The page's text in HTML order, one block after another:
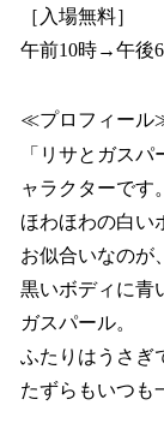
［入場無料］
午前10時→午後
≪プロフィール
「リサとガス
ャラクターです。
ほわほわの白い
お似合いなのが
黒いボディに青
ガスパール。
ふたりはうさぎ
たずらもいつも